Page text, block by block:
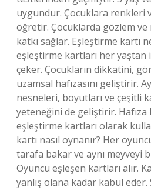
uygundur. Çocuklara renkleri
öğretir. Çocuklarda gözlem ve
katkı sağlar. Eşleştirme kartı
eşleştirme kartları her yaştan
çeker. Çocukların dikkatini,
uzamsal hafızasını geliştirir.
nesneleri, boyutları ve çeşitli
yeteneğini de geliştirir. Hafıza
eşleştirme kartları olarak
kartı nasıl oynanır? Her
tarafa bakar ve aynı meyveyi
Oyuncu eşleşen kartları alır.
yanlış olana kadar kabul